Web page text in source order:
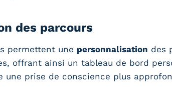
des parcours
permettent une personnalisation des
offrant ainsi un tableau de bord
prise de conscience plus